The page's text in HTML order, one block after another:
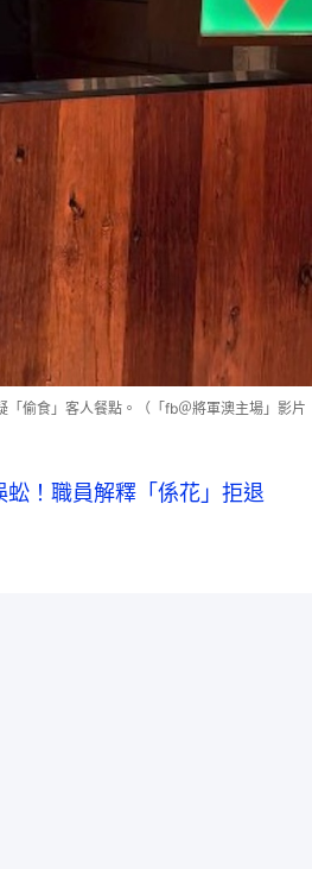
「偷食」客人餐點。（「fb＠將軍澳主場」影片
！職員解釋「係花」拒退